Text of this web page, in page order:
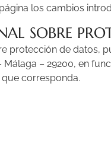
los cambios
SOBRE
protección de datos,
– 29200, en
corresponda.